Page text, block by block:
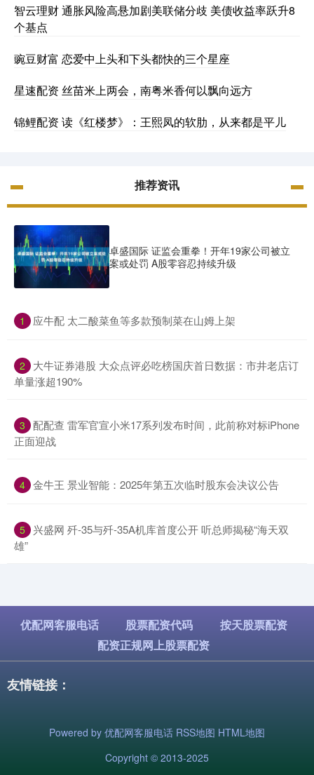
智云理财 通胀风险高悬加剧美联储分歧 美债收益率跃升8
个基点
豌豆财富 恋爱中上头和下头都快的三个星座
星速配资 丝苗米上两会，南粤米香何以飘向远方
锦鲤配资 读《红楼梦》：王熙凤的软肋，从来都是平儿
推荐资讯
卓盛国际 证监会重拳！开年19家公司被立
案或处罚 A股零容忍持续升级
1 ​应牛配 太二酸菜鱼等多款预制菜在山姆上架
2
​大牛证券港股 大众点评必吃榜国庆首日数据：市井老店订
单量涨超190%
3 ​配配查 雷军官宣小米17系列发布时间，此前称对标iPhone
正面迎战
4 ​金牛王 景业智能：2025年第五次临时股东会决议公告
5 ​兴盛网 歼-35与歼-35A机库首度公开 听总师揭秘“海天双
雄”
优配网客服电话 股票配资代码
按天股票配资
配资正规网上股票配资
友情链接：
Powered by 优配网客服电话 RSS地图 HTML地图
Copyright © 2013-2025